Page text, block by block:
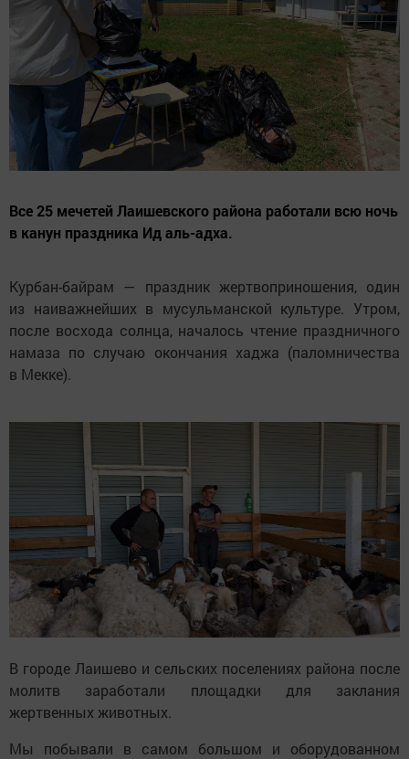
Все 25 мечетей Лаишевского района работали всю ночь
в канун праздника Ид аль-адха.
Курбан-байрам — праздник жертвоприношения, один
из наиважнейших в мусульманской культуре. Утром,
после восхода солнца, началось чтение праздничного
намаза по случаю окончания хаджа (паломничества
в Мекке).
В городе Лаишево и сельских поселениях района после
молитв заработали площадки для заклания
жертвенных животных.
Мы побывали в самом большом и оборудованном